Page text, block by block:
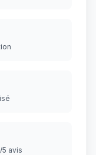
avis